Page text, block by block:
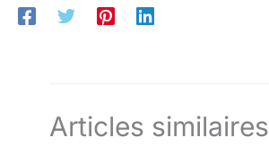
Articles similaires